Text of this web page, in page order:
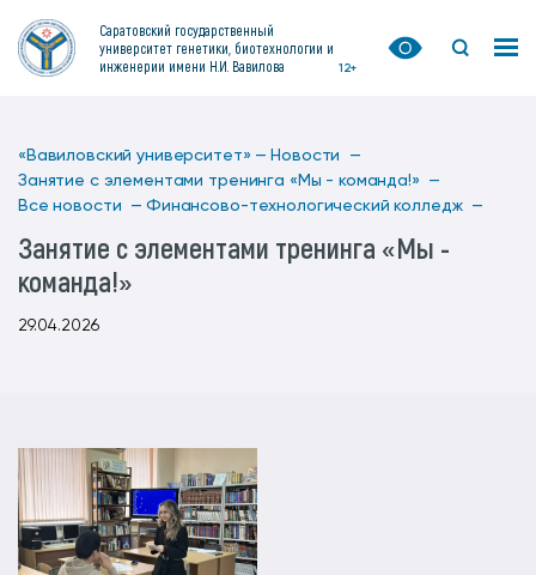
Саратовский государственный
университет генетики, биотехнологии и
инженерии имени Н.И. Вавилова
12+
«Вавиловский университет» — Новости —
Занятие с элементами тренинга «Мы - команда!» —
Все новости — Финансово-технологический колледж —
Занятие с элементами тренинга «Мы -
команда!»
29.04.2026